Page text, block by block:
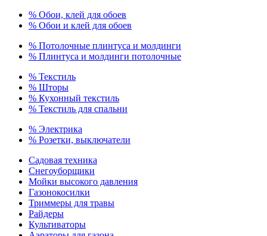
% Обои, клей для обоев
% Обои и клей для обоев
% Потолочные плинтуса и молдинги
% Плинтуса и молдинги потолочные
% Текстиль
% Шторы
% Кухонный текстиль
% Текстиль для спальни
% Электрика
% Розетки, выключатели
Садовая техника
Снегоуборщики
Мойки высокого давления
Газонокосилки
Триммеры для травы
Райдеры
Культиваторы